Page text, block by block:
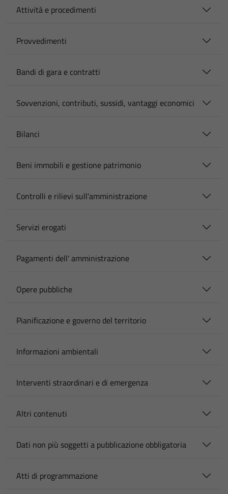
Attività e procedimenti
Provvedimenti
Bandi di gara e contratti
Sovvenzioni, contributi, sussidi, vantaggi economici
Bilanci
Beni immobili e gestione patrimonio
Controlli e rilievi sull'amministrazione
Servizi erogati
Pagamenti dell' amministrazione
Opere pubbliche
Pianificazione e governo del territorio
Informazioni ambientali
Interventi straordinari e di emergenza
Altri contenuti
Dati non più soggetti a pubblicazione obbligatoria
Atti di programmazione